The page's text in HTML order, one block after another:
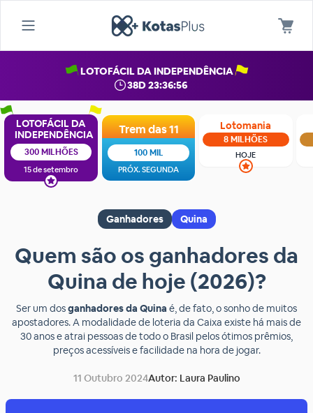
LOTOFÁCIL DA INDEPENDÊNCIA
38D 23:36:56
LOTOFÁCIL DA
INDEPENDÊNCIA
300 MILHÕES
15 de setembro
Trem das 11
100 MIL
PRÓX. SEGUNDA
Lotomania
8 MILHÕES
HOJE
Ganhadores Quina
Quem são os ganhadores da
Quina de hoje (2026)?
Ser um dosganhadores da Quina é, de fato, o sonho de muitos
apostadores. A modalidade de loteria da Caixa existe há mais de
30 anos e atrai pessoas de todo o Brasil pelos ótimos prêmios,
preços acessíveis e facilidade na hora de jogar.
11 Outubro 2024Autor: Laura Paulino